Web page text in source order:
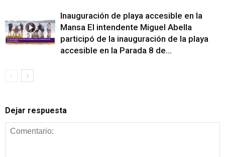
Inauguración de playa accesible en la
Mansa El intendente Miguel Abella
participó de la inauguración de la playa
accesible en la Parada 8 de...
Dejar respuesta